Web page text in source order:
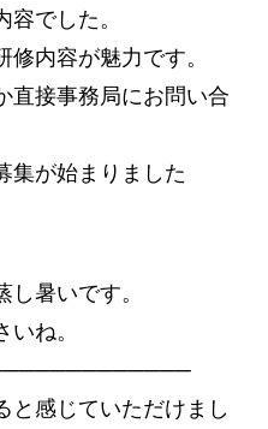
でした。
内容が魅力です。
直接事務局にお問い合
集が始まりました
暑いです。
ね。
と感じていただけまし